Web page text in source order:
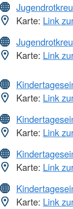
Karte: Link
Karte: Link
Karte: Link
Karte: Link
Karte: Link
Karte: Link